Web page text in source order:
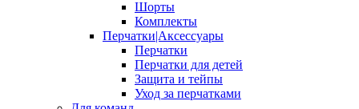
Шорты
Комплекты
Перчатки|Аксессуары
Перчатки
Перчатки для детей
Защита и тейпы
Уход за перчатками